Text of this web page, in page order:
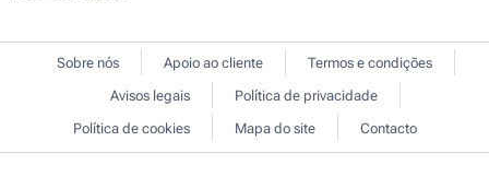
Sobre nós Apoio ao cliente
Termos e condições
Avisos legais
Política de privacidade
Política de cookies
Mapa do site Contacto